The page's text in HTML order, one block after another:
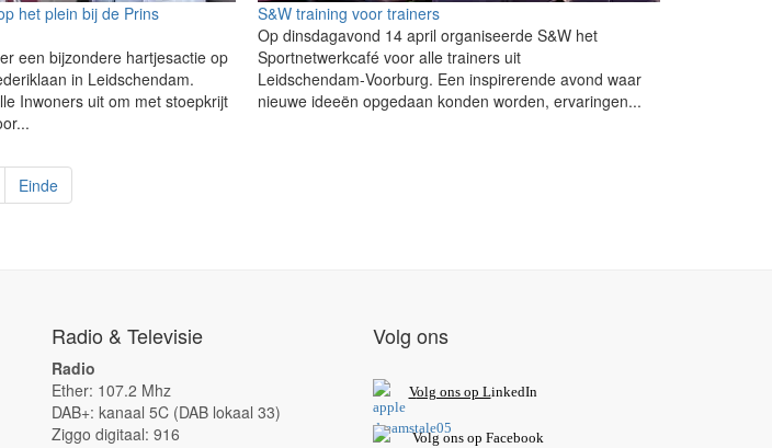
het plein bij de Prins
een bijzondere hartjesactie op
in Leidschendam.
Inwoners uit om met stoepkrijt
S&W training voor trainers
Op dinsdagavond 14 april organiseerde S&W het
Sportnetwerkcafé voor alle trainers uit
Leidschendam‑Voorburg. Een inspirerende avond waar
nieuwe ideeën opgedaan konden worden, ervaringen...
Einde
Radio & Televisie
Radio
Ether: 107.2 Mhz
DAB+: kanaal 5C (DAB lokaal 33)
Ziggo digitaal: 916
Volg ons
Volg ons op LinkedIn
Volg ons op Facebook